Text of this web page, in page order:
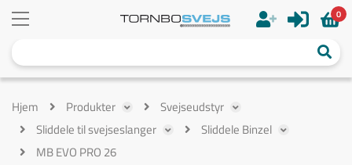
0
Hjem Produkter
Svejseudstyr
Sliddele til svejseslanger
Sliddele Binzel
MB EVO PRO 26